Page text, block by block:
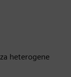
heterogene